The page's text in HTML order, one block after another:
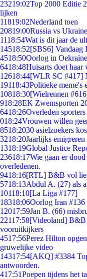
23219:02Top 2000 Editie
lijken
11819:02Nederland toen
20819:00Russia vs
1118:54Wat is dit jaar de
14518:52[SBS6] Vandaag
4518:50Oorlog in
6418:48Huisarts doet
12618:44[WLR SC #417]
19118:43Politieke meme's
10818:30[Wielrennen
918:28EK Zwemsporten
6418:26Overleden
018:24Vrouwen willen
8518:2030 asielzoekers
3218:20Jaarlijks
1318:19Global Justice
23618:17Wie gaan er
overledenen.
9418:16[RTL] B&B vol
5718:13Abdul A. (27) als
10118:10[La Liga #177]
18318:06Oorlog Iran
12017:59Jan B. (66)
22117:58[Videoland] B&B
vooruitkijkers
4517:56Perez Hilton
gruwelijke video
14317:54[AKQ] #3384
antwoorden.
417:51Poepen tijdens het